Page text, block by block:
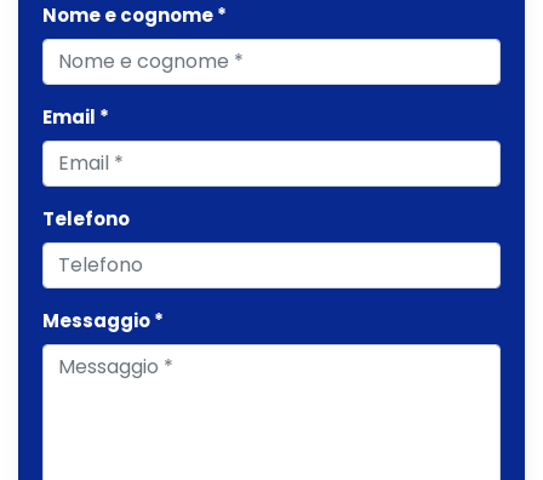
Nome e cognome *
Email *
Telefono
Messaggio *